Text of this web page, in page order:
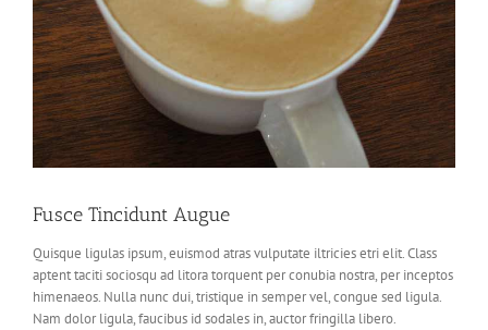
Fusce Tincidunt Augue
Quisque ligulas ipsum, euismod atras vulputate iltricies etri elit. Class
aptent taciti sociosqu ad litora torquent per conubia nostra, per inceptos
himenaeos. Nulla nunc dui, tristique in semper vel, congue sed ligula.
Nam dolor ligula, faucibus id sodales in, auctor fringilla libero.